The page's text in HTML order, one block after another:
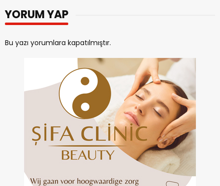
YORUM YAP
Bu yazı yorumlara kapatılmıştır.